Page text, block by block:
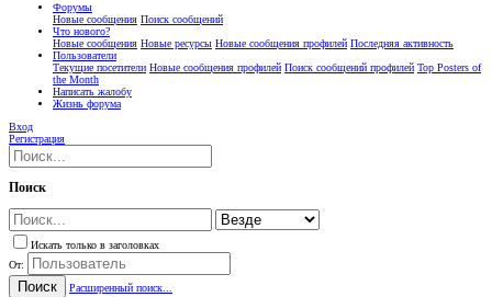
Форумы
Новые сообщения Поиск сообщений
Что нового?
Новые сообщения Новые ресурсы Новые сообщения профилей Последняя активность
Пользователи
Текущие посетители Новые сообщения профилей Поиск сообщений профилей Top Posters of
the Month
Написать жалобу
Жизнь форума
Вход
Регистрация
Поиск
Искать только в заголовках
От:
Поиск Расширенный поиск...